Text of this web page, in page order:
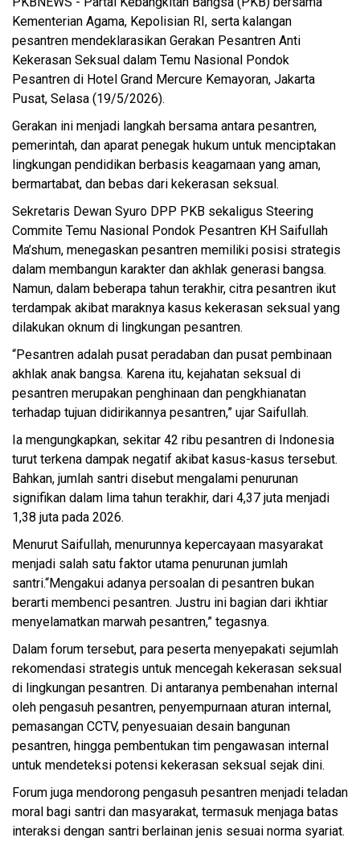
Kementerian Agama, Kepolisian RI, serta kalangan
pesantren mendeklarasikan Gerakan Pesantren Anti
Kekerasan Seksual dalam Temu Nasional Pondok
Pesantren di Hotel Grand Mercure Kemayoran, Jakarta
Pusat, Selasa (19/5/2026).
Gerakan ini menjadi langkah bersama antara pesantren,
pemerintah, dan aparat penegak hukum untuk menciptakan
lingkungan pendidikan berbasis keagamaan yang aman,
bermartabat, dan bebas dari kekerasan seksual.
Sekretaris Dewan Syuro DPP PKB sekaligus Steering
Commite Temu Nasional Pondok Pesantren KH Saifullah
Ma’shum, menegaskan pesantren memiliki posisi strategis
dalam membangun karakter dan akhlak generasi bangsa.
Namun, dalam beberapa tahun terakhir, citra pesantren ikut
terdampak akibat maraknya kasus kekerasan seksual yang
dilakukan oknum di lingkungan pesantren.
“Pesantren adalah pusat peradaban dan pusat pembinaan
akhlak anak bangsa. Karena itu, kejahatan seksual di
pesantren merupakan penghinaan dan pengkhianatan
terhadap tujuan didirikannya pesantren,” ujar Saifullah.
Ia mengungkapkan, sekitar 42 ribu pesantren di Indonesia
turut terkena dampak negatif akibat kasus-kasus tersebut.
Bahkan, jumlah santri disebut mengalami penurunan
signifikan dalam lima tahun terakhir, dari 4,37 juta menjadi
1,38 juta pada 2026.
Menurut Saifullah, menurunnya kepercayaan masyarakat
menjadi salah satu faktor utama penurunan jumlah
santri.“Mengakui adanya persoalan di pesantren bukan
berarti membenci pesantren. Justru ini bagian dari ikhtiar
menyelamatkan marwah pesantren,” tegasnya.
Dalam forum tersebut, para peserta menyepakati sejumlah
rekomendasi strategis untuk mencegah kekerasan seksual
di lingkungan pesantren. Di antaranya pembenahan internal
oleh pengasuh pesantren, penyempurnaan aturan internal,
pemasangan CCTV, penyesuaian desain bangunan
pesantren, hingga pembentukan tim pengawasan internal
untuk mendeteksi potensi kekerasan seksual sejak dini.
Forum juga mendorong pengasuh pesantren menjadi teladan
moral bagi santri dan masyarakat, termasuk menjaga batas
interaksi dengan santri berlainan jenis sesuai norma syariat.